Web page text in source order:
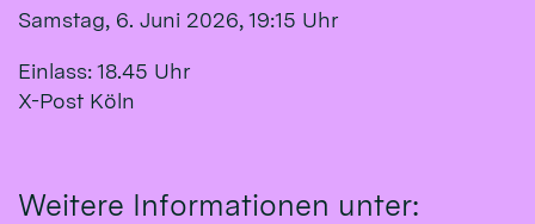
Samstag, 6. Juni 2026, 19:15 Uhr
Einlass: 18.45 Uhr
X-Post Köln
Weitere Informationen unter: